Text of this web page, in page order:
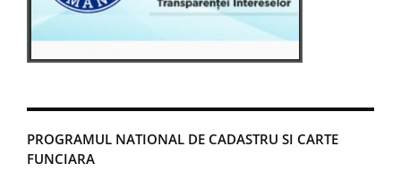
PROGRAMUL NATIONAL DE CADASTRU SI CARTE
FUNCIARA